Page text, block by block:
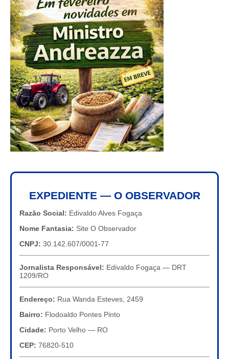
EXPEDIENTE — O OBSERVADOR
Razão Social: Edivaldo Alves Fogaça
Nome Fantasia: Site O Observador
CNPJ: 30.142.607/0001-77
Jornalista Responsável: Edivaldo Fogaça — DRT
1209/RO
Endereço: Rua Wanda Esteves, 2459
Bairro: Flodoaldo Pontes Pinto
Cidade: Porto Velho — RO
CEP: 76820-510